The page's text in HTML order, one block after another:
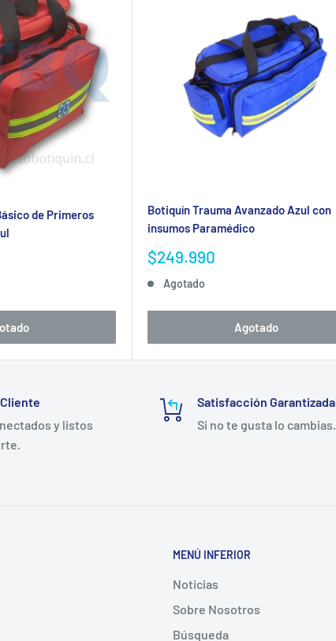
de Primeros
Botiquín Trauma Avanzado Azul con
insumos Paramédico
Precio
venta
$249.990
Agotado
Agotado
y listos
Satisfacción Garantizada
Si no te gusta lo cambias.
MENÚ INFERIOR
Noticias
Sobre Nosotros
Búsqueda